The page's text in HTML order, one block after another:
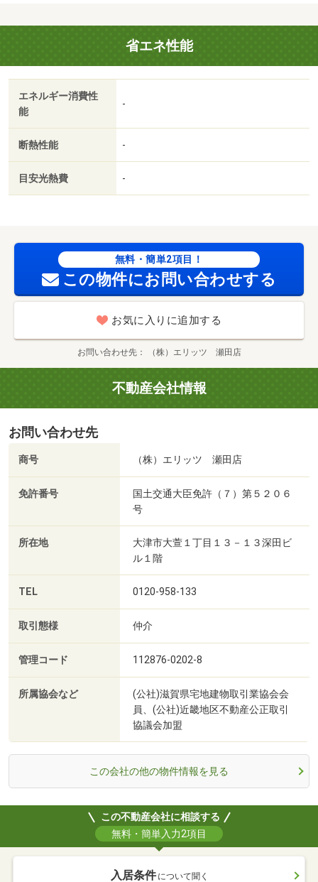
省エネ性能
エネルギー消費性
能
-
断熱性能 -
目安光熱費 -
無料・簡単2項目！
この物件にお問い合わせする
お気に入りに追加する
お問い合わせ先 （株）エリッツ 瀬田店
不動産会社情報
お問い合わせ先
商号 （株）エリッツ 瀬田店
免許番号
国土交通大臣免許（７）第５２０６
号
所在地
大津市大萱１丁目１３－１３深田ビ
ル１階
TEL 0120-958-133
取引態様 仲介
管理コード 112876-0202-8
所属協会など
(公社)滋賀県宅地建物取引業協会会
員、(公社)近畿地区不動産公正取引
協議会加盟
この会社の他の物件情報を見る
この不動産会社に相談する
無料・簡単入力2項目
入居条件 について聞く